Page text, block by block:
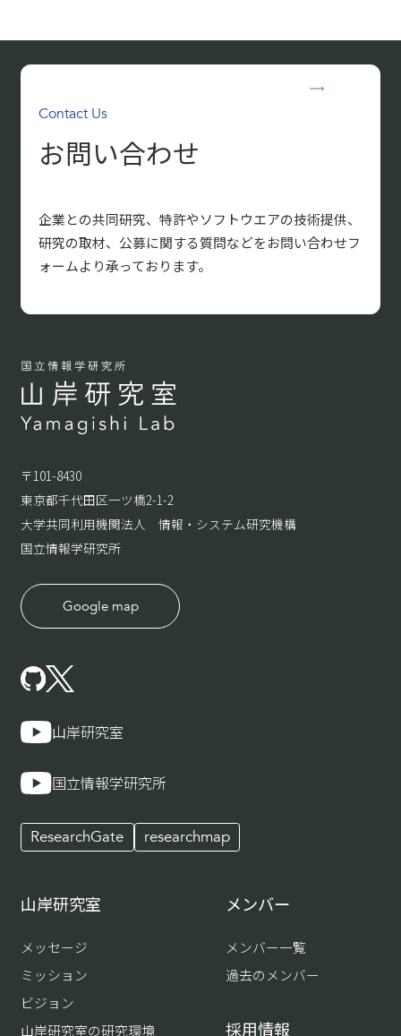
Contact Us
お問い合わせ
企業との共同研究、特許やソフトウエアの技術提供、
研究の取材、 公募に関する質問などをお問い合わせフ
ォームより承っております。
〒101-8430
東京都千代田区一ツ橋2-1-2
大学共同利用機関法人 情報・システム研究機構
国立情報学研究所
Google map
山岸研究室
国立情報学研究所
ResearchGate researchmap
山岸研究室
メッセージ
ミッション
ビジョン
山岸研究室の研究環境
メンバー
メンバー一覧
過去のメンバー
採用情報